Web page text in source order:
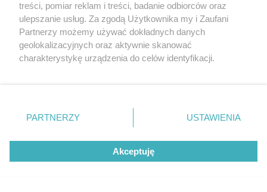
domu
ZOBACZ WIĘCEJ
treści, pomiar reklam i treści, badanie odbiorców oraz
ulepszanie usług. Za zgodą Użytkownika my i Zaufani
Partnerzy możemy używać dokładnych danych
geolokalizacyjnych oraz aktywnie skanować
charakterystykę urządzenia do celów identyfikacji.
zmienić/wycofać klikając przycisk ustawień prywatności
znajdujący się w lewym dolnym rogu strony
rodzaje przetwarzania danych nie wymagają zgody
użytkownika, ale masz prawo sprzeciwić się takiemu
przetwarzaniu. Preferencje będą miały zastosowanie tylko
PARTNERZY USTAWIENIA
Akceptuję